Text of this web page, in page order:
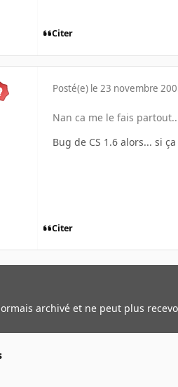
Citer
Posté(e) le 23 novembre
Nan ca me le fais
Bug de CS 1.6 alors... si
Citer
archivé et ne peut plus